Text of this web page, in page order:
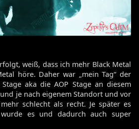
weiß, dass ich mehr Black Metal
höre. Daher war „mein Tag“ der
aka die AOP Stage an diesem
je nach eigenem Standort und vor
schlecht als recht. Je später es
es und dadurch auch super